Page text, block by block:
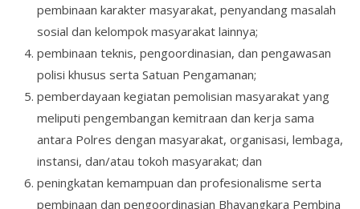
pembinaan karakter masyarakat, penyandang masalah
sosial dan kelompok masyarakat lainnya;
pembinaan teknis, pengoordinasian, dan pengawasan
polisi khusus serta Satuan Pengamanan;
pemberdayaan kegiatan pemolisian masyarakat yang
meliputi pengembangan kemitraan dan kerja sama
antara Polres dengan masyarakat, organisasi, lembaga,
instansi, dan/atau tokoh masyarakat; dan
peningkatan kemampuan dan profesionalisme serta
pembinaan dan pengoordinasian Bhayangkara Pembina